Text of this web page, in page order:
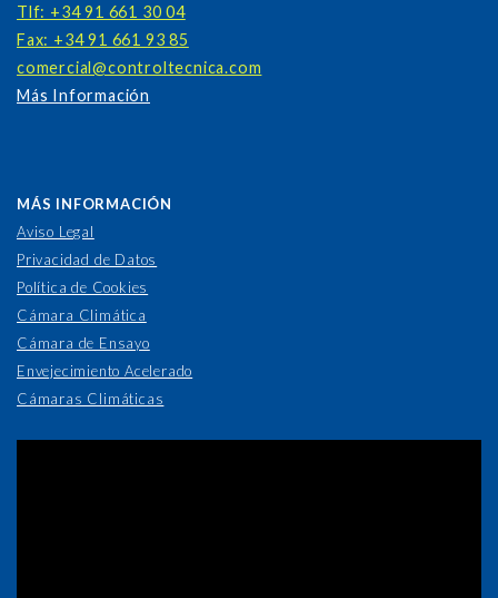
Tlf: +34 91 661 30 04
Fax: +34 91 661 93 85
comercial@controltecnica.com
Más Información
MÁS INFORMACIÓN
Aviso Legal
Privacidad de Datos
Política de Cookies
Cámara Climática
Cámara de Ensayo
Envejecimiento Acelerado
Cámaras Climáticas